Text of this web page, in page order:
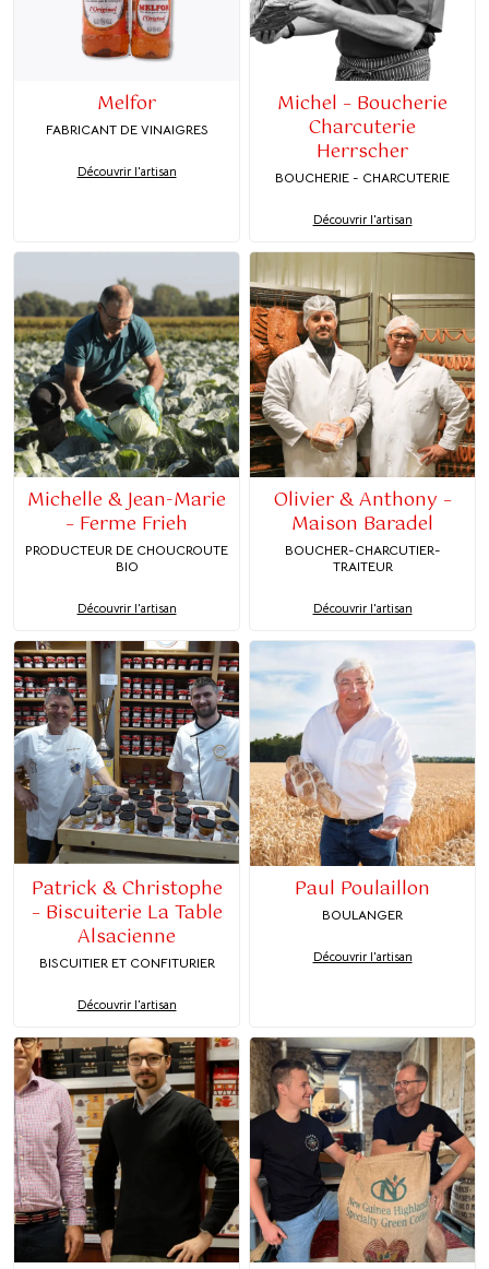
Melfor
FABRICANT DE VINAIGRES
Découvrir l'artisan
Michel – Boucherie
Charcuterie
Herrscher
BOUCHERIE - CHARCUTERIE
Découvrir l'artisan
Michelle & Jean-Marie
– Ferme Frieh
PRODUCTEUR DE CHOUCROUTE
BIO
Découvrir l'artisan
Olivier & Anthony –
Maison Baradel
BOUCHER-CHARCUTIER-
TRAITEUR
Découvrir l'artisan
Patrick & Christophe
– Biscuiterie La Table
Alsacienne
BISCUITIER ET CONFITURIER
Découvrir l'artisan
Paul Poulaillon
BOULANGER
Découvrir l'artisan